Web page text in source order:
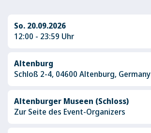
So. 20.09.2026
12:00 - 23:59 Uhr
Altenburg
Schloß 2-4, 04600 Altenburg, Germany
Altenburger Museen (Schloss)
Zur Seite des Event-Organizers